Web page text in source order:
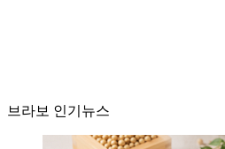
브라보 인기뉴스